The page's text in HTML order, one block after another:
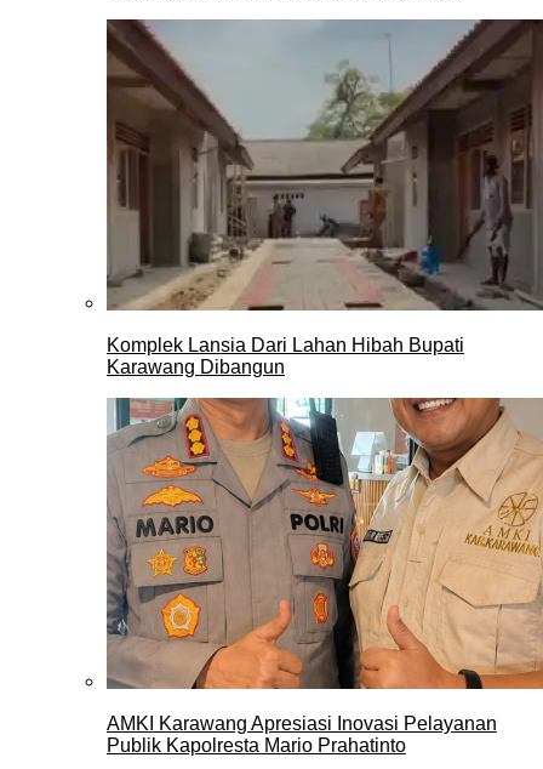
Komplek Lansia Dari Lahan Hibah Bupati
Karawang Dibangun
AMKI Karawang Apresiasi Inovasi Pelayanan
Publik Kapolresta Mario Prahatinto